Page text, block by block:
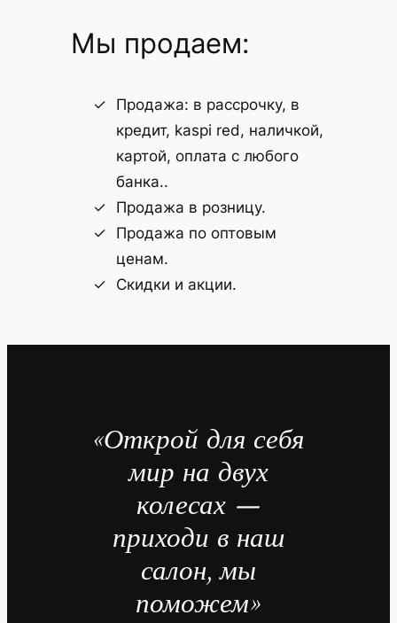
Мы продаем:
Продажа: в рассрочку, в
кредит, kaspi red, наличкой,
картой, оплата с любого
банка..
Продажа в розницу.
Продажа по оптовым
ценам.
Скидки и акции.
«Открой для себя
мир на двух
колесах —
приходи в наш
салон, мы
поможем»